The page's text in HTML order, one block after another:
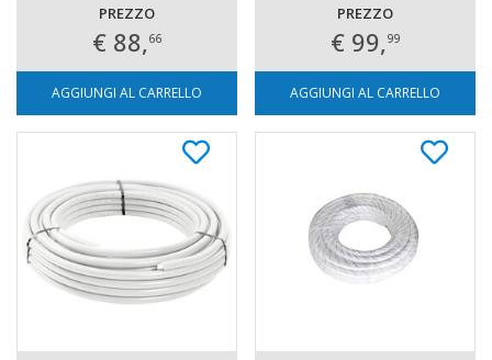
PREZZO
€ 88,66
AGGIUNGI AL CARRELLO
PREZZO
€ 99,99
AGGIUNGI AL CARRELLO